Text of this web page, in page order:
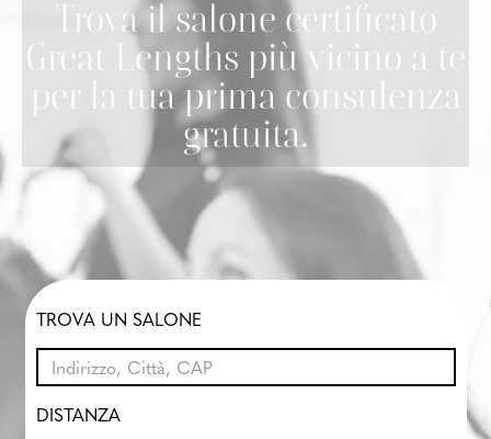
Trova il salone certificato
Great Lengths più vicino a te
per la tua prima consulenza
gratuita.
TROVA UN SALONE
DISTANZA